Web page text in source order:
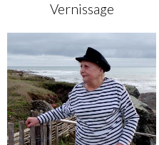
Vernissage